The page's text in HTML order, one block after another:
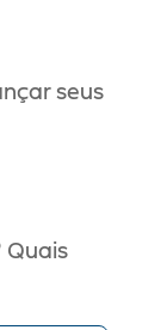
seus
Quais